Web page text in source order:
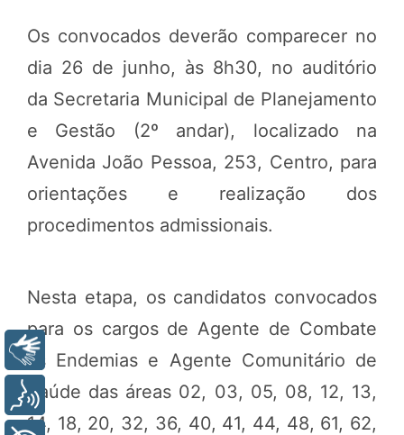
Os convocados deverão comparecer no
dia 26 de junho, às 8h30, no auditório
da Secretaria Municipal de Planejamento
e Gestão (2º andar), localizado na
Avenida João Pessoa, 253, Centro, para
orientações e realização dos
procedimentos admissionais.
Nesta etapa, os candidatos convocados
para os cargos de Agente de Combate
às Endemias e Agente Comunitário de
Saúde das áreas 02, 03, 05, 08, 12, 13,
14, 18, 20, 32, 36, 40, 41, 44, 48, 61, 62,
Libras
Voz